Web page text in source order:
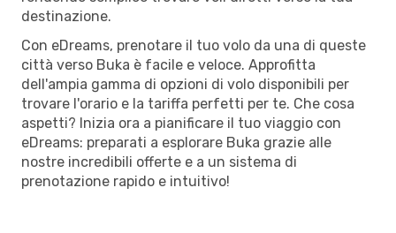
destinazione.
Con eDreams, prenotare il tuo volo da una di queste
città verso Buka è facile e veloce. Approfitta
dell'ampia gamma di opzioni di volo disponibili per
trovare l'orario e la tariffa perfetti per te. Che cosa
aspetti? Inizia ora a pianificare il tuo viaggio con
eDreams: preparati a esplorare Buka grazie alle
nostre incredibili offerte e a un sistema di
prenotazione rapido e intuitivo!